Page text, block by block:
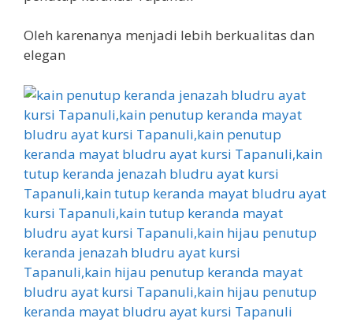
Oleh karenanya menjadi lebih berkualitas dan
elegan